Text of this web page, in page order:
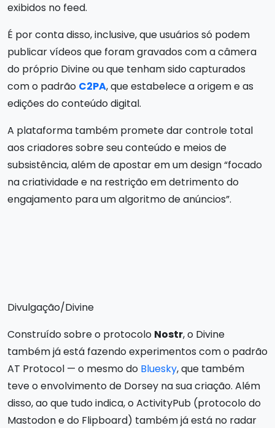
exibidos no feed.
É por conta disso, inclusive, que usuários só podem
publicar vídeos que foram gravados com a câmera
do próprio Divine ou que tenham sido capturados
com o padrão C2PA, que estabelece a origem e as
edições do conteúdo digital.
A plataforma também promete dar controle total
aos criadores sobre seu conteúdo e meios de
subsistência, além de apostar em um design “focado
na criatividade e na restrição em detrimento do
engajamento para um algoritmo de anúncios”.
Divulgação/Divine
Construído sobre o protocolo Nostr, o Divine
também já está fazendo experimentos com o padrão
AT Protocol — o mesmo do Bluesky, que também
teve o envolvimento de Dorsey na sua criação. Além
disso, ao que tudo indica, o ActivityPub (protocolo do
Mastodon e do Flipboard) também já está no radar